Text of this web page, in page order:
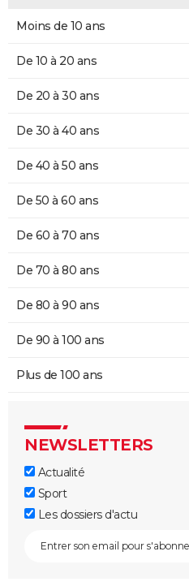
Moins de 10 ans
De 10 à 20 ans
De 20 à 30 ans
De 30 à 40 ans
De 40 à 50 ans
De 50 à 60 ans
De 60 à 70 ans
De 70 à 80 ans
De 80 à 90 ans
De 90 à 100 ans
Plus de 100 ans
NEWSLETTERS
Actualité
Sport
Les dossiers d'actu